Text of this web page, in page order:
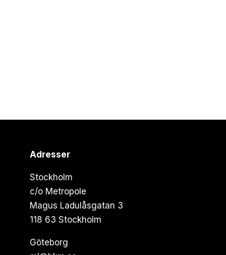
Adresser
Stockholm
c/o Metropole
Magus Ladulåsgatan 3
118 63 Stockholm
Göteborg